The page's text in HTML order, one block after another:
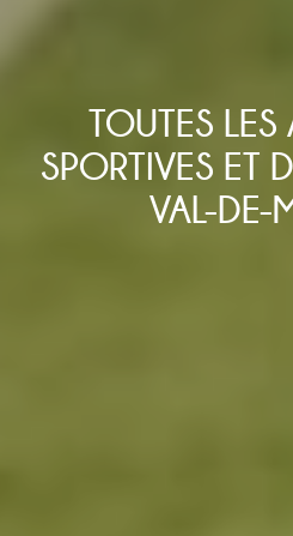
TOUTES LES
SPORTIVES ET
VAL-DE-